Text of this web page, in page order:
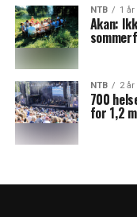
NTB 1
Akan:
NTB 2
700
for 1,2